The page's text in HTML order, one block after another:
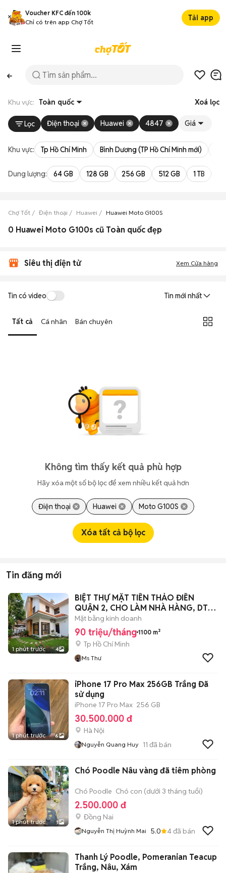
Voucher KFC đến 100k
Chỉ có trên app Chợ Tốt
Tải app
Khu vực: Toàn quốc Xoá lọc
Lọc Điện thoại Huawei 4847 Giá
Khu vực: Tp Hồ Chí Minh Bình Dương (TP Hồ Chí Minh mới)
Dung lượng: 64 GB 128 GB 256 GB 512 GB 1 TB
Chợ Tốt Điện thoại Huawei Huawei Moto G100S
0 Huawei Moto G100s cũ Toàn quốc đẹp
Siêu thị điện tử Xem Cửa hàng
Tin có video Tin mới nhất
Tất cả Cá nhân Bán chuyên
Không tìm thấy kết quả phù hợp
Hãy xóa một số bộ lọc để xem nhiều kết quả hơn
Điện thoại Huawei Moto G100S
Xóa tất cả bộ lọc
Tin đăng mới
1 phút trước 4
BIỆT THỰ MẶT TIỀN THẢO ĐIỀN
QUẬN 2, CHO LÀM NHÀ HÀNG, DTSD
1100M2
Mặt bằng kinh doanh
90 triệu/tháng 1100 m²
Tp Hồ Chí Minh
Ms Thư
1 phút trước 6
iPhone 17 Pro Max 256GB Trắng Đã
sử dụng
iPhone 17 Pro Max 256 GB
30.500.000 đ
Hà Nội
Nguyễn Quang Huy 11 đã bán
1 phút trước 1
Chó Poodle Nâu vàng đã tiêm phòng
Chó Poodle Chó con (dưới 3 tháng tuổi)
2.500.000 đ
Đồng Nai
Nguyễn Thị Huỳnh Mai 5.0 4đã bán
Thanh Lý Poodle, Pomeranian Teacup
Trắng, Nâu, Xám